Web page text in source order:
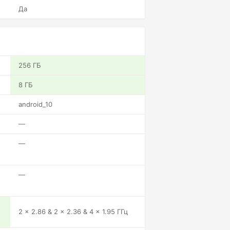
Да
256 ГБ
8 ГБ
android_10
—
—
—
2 x 2.86 & 2 x 2.36 & 4 x 1.95 ГГц